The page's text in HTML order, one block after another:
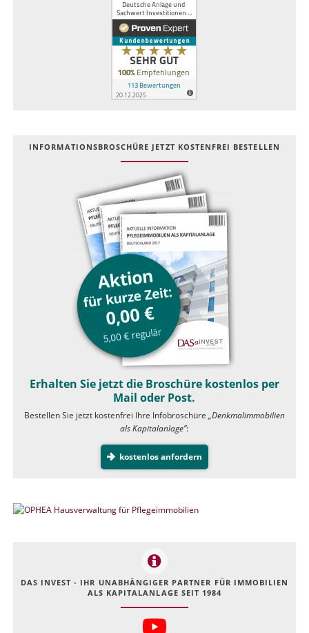
INFOR­MATIONS­BROSCHÜRE JETZT KOSTEN­FREI BESTELLEN
Erhalten Sie jetzt die Broschüre kostenlos per
Mail oder Post.
Bestellen Sie jetzt kostenfrei Ihre Infobroschüre „Denkmalimmobilien
als Kapitalanlage”:
kostenlos anfordern
DAS INVEST - IHR UNABHÄNGIGER PARTNER FÜR IMMOBILIEN
ALS KAPITALANLAGE SEIT 1984